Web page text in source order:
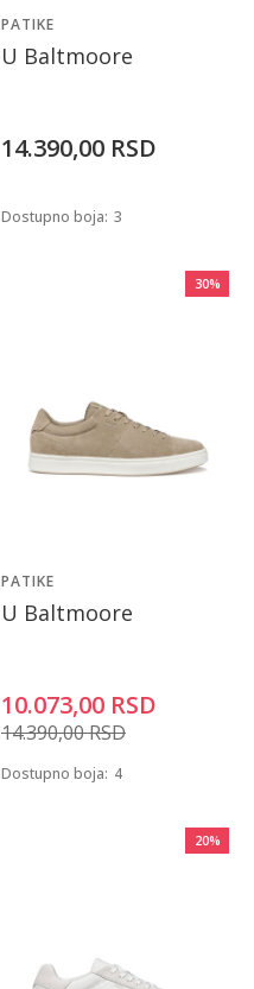
PATIKE
U Baltmoore
14.390,00 RSD
Dostupno boja: 3
30%
PATIKE
U Baltmoore
10.073,00 RSD
14.390,00RSD
Dostupno boja: 4
20%